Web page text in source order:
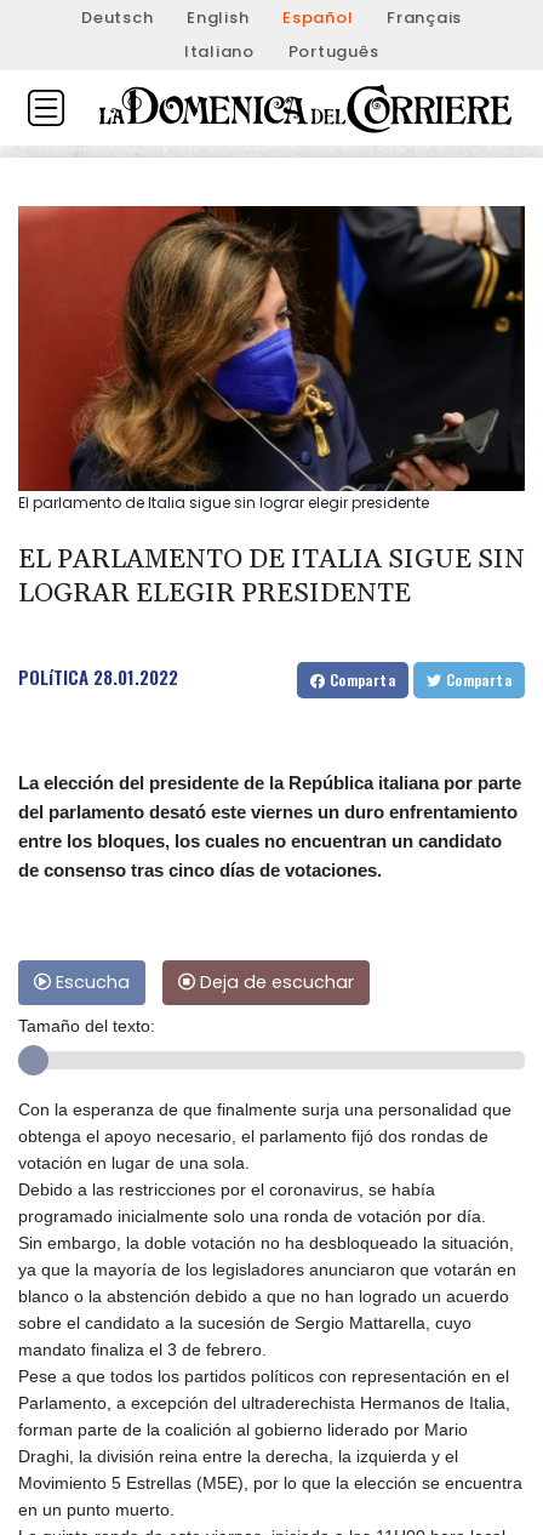
Deutsch English Español
Français
Italiano
Português
El parlamento de Italia sigue sin lograr elegir presidente
EL PARLAMENTO DE ITALIA SIGUE SIN
LOGRAR ELEGIR PRESIDENTE
POLíTICA 28.01.2022 Comparta Comparta
La elección del presidente de la República italiana por parte
del parlamento desató este viernes un duro enfrentamiento
entre los bloques, los cuales no encuentran un candidato
de consenso tras cinco días de votaciones.
Escucha Deja de escuchar
Tamaño del texto:
Con la esperanza de que finalmente surja una personalidad que
obtenga el apoyo necesario, el parlamento fijó dos rondas de
votación en lugar de una sola.
Debido a las restricciones por el coronavirus, se había
programado inicialmente solo una ronda de votación por día.
Sin embargo, la doble votación no ha desbloqueado la situación,
ya que la mayoría de los legisladores anunciaron que votarán en
blanco o la abstención debido a que no han logrado un acuerdo
sobre el candidato a la sucesión de Sergio Mattarella, cuyo
mandato finaliza el 3 de febrero.
Pese a que todos los partidos políticos con representación en el
Parlamento, a excepción del ultraderechista Hermanos de Italia,
forman parte de la coalición al gobierno liderado por Mario
Draghi, la división reina entre la derecha, la izquierda y el
Movimiento 5 Estrellas (M5E), por lo que la elección se encuentra
en un punto muerto.